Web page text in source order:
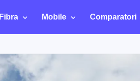
Fibra Mobile Comparatori